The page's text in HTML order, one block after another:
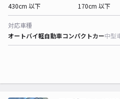
430cm 以下
170cm 以下
対応車種
オートバイ軽自動車コンパクトカー中型